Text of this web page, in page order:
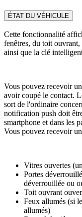
ÉTAT DU VÉHICULE
Cette fonctionnalité
fenêtres, du toit
ainsi que la clé
Vous pouvez recevoir
avoir coupé le contact.
sort de l'ordinaire
notification push doit
smartphone et dans les
Vous pouvez recevoir
Vitres ouvertes
Portes
déverrouillée ou
Toit ouvrant
Feux allumés (si
allumés)